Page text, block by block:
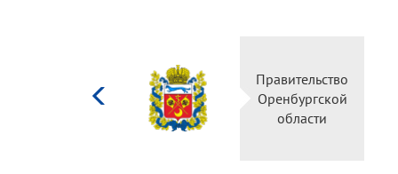
Правительство
Оренбургской
области